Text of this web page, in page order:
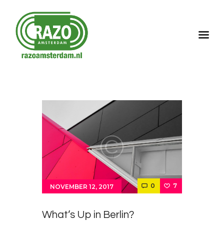
Home
Gallerij
Contact
NOVEMBER 12, 2017 0 7
What’s Up in Berlin?